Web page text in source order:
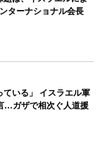
ターナショナル会長
ている」 イスラエル軍
…ガザで相次ぐ人道援